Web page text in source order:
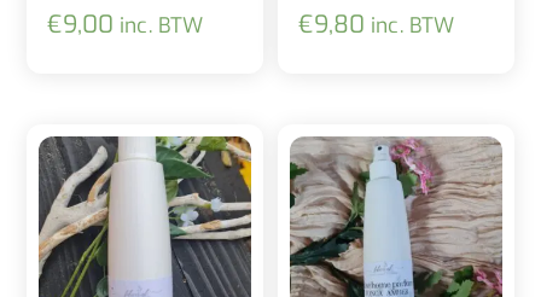
€9,00 inc. BTW €9,80 inc. BTW